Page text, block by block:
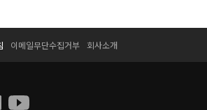
이메일무단수집거부 회사소개